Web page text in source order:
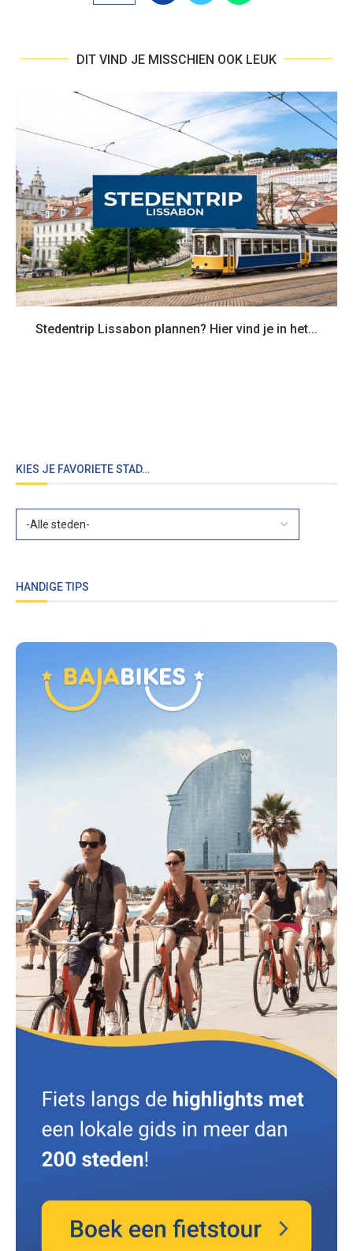
DIT VIND JE MISSCHIEN OOK LEUK
Stedentrip Lissabon plannen? Hier vind je in het...
KIES JE FAVORIETE STAD…
HANDIGE TIPS